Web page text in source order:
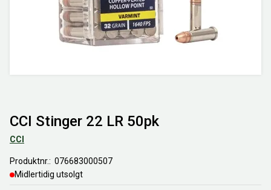
CCI Stinger 22 LR 50pk
CCI
Produktnr.
076683000507
Midlertidig utsolgt